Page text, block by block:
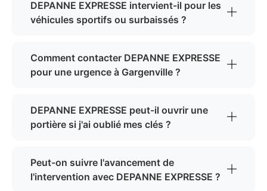
DEPANNE EXPRESSE intervient-il pour les
véhicules sportifs ou surbaissés ?
Comment contacter DEPANNE EXPRESSE
pour une urgence à Gargenville ?
DEPANNE EXPRESSE peut-il ouvrir une
portière si j'ai oublié mes clés ?
Peut-on suivre l'avancement de
l'intervention avec DEPANNE EXPRESSE ?